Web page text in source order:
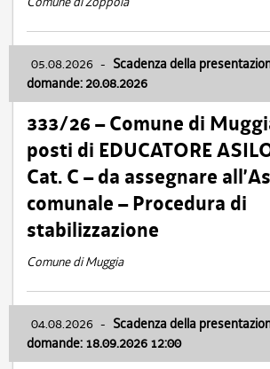
05.08.2026 - Scadenza della
domande: 20.08.2026
333/26 – Comune di
posti di EDUCATORE
Cat. C – da assegnare
comunale – Procedura di
stabilizzazione
Comune di Muggia
04.08.2026 - Scadenza della
domande: 18.09.2026 12:00